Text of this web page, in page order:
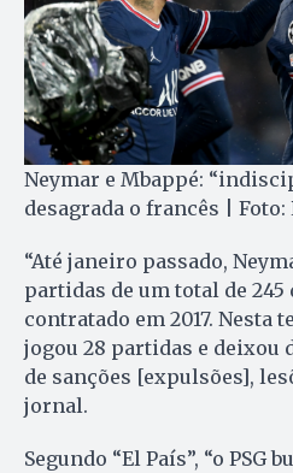
Neymar e Mbappé:
desagrada o francês | Foto:
“Até janeiro passado,
partidas de um total de 245
contratado em 2017. Nesta
jogou 28 partidas e deixou
de sanções [expulsões],
jornal.
Segundo “El País”, “o PSG